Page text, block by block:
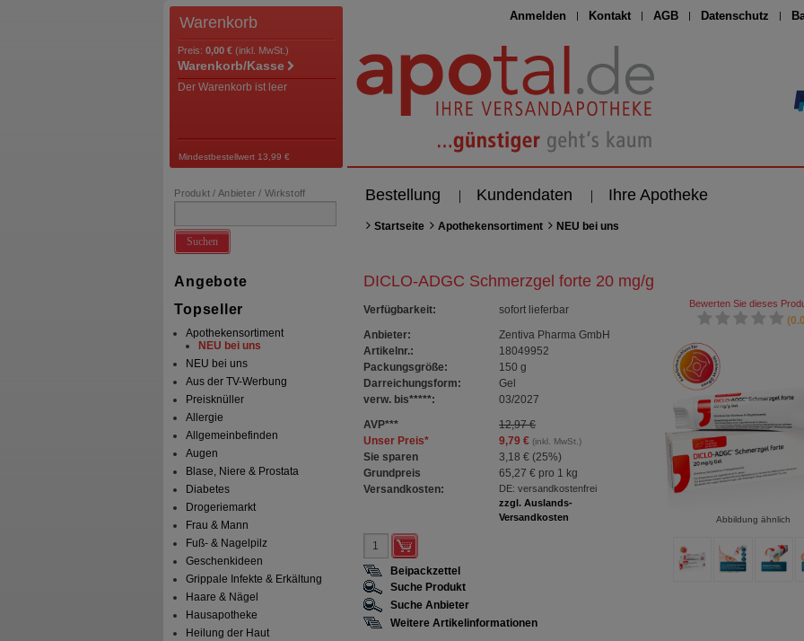
Anmelden Kontakt AGB Datenschutz
Warenkorb
Preis: 0,00 € (inkl. MwSt.)
Warenkorb/Kasse
Der Warenkorb ist leer
Mindestbestellwert 13,99 €
Bestellung Kundendaten Ihre Apotheke
Produkt / Anbieter / Wirkstoff
Suchen
Angebote
Topseller
Apothekensortiment
NEU bei uns
NEU bei uns
Aus der TV-Werbung
Preisknüller
Allergie
Allgemeinbefinden
Augen
Blase, Niere & Prostata
Diabetes
Drogeriemarkt
Frau & Mann
Fuß- & Nagelpilz
Geschenkideen
Grippale Infekte & Erkältung
Haare & Nägel
Hausapotheke
Heilung der Haut
Startseite Apothekensortiment NEU bei uns
DICLO-ADGC Schmerzgel forte 20 mg/g
Verfügbarkeit:
sofort lieferbar
Anbieter:
Zentiva Pharma GmbH
Artikelnr.:
18049952
Packungsgröße:
150 g
Darreichungsform:
Gel
verw. bis*****:
03/2027
AVP***
12,97 €
Unser Preis* 9,79 €(inkl. MwSt.)
Sie sparen 3,18 € (25%)
Grundpreis
65,27 €pro 1 kg
Versandkosten:
DE: versandkostenfrei
zzgl. Auslands-
Versandkosten
Bewerten Sie dieses
Abbildung ähnlich
Beipackzettel
Suche Produkt
Suche Anbieter
Weitere Artikelinformationen